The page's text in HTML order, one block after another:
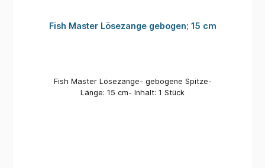
Fish Master Lösezange gebogen; 15 cm
Fish Master Lösezange- gebogene Spitze-
Länge: 15 cm- Inhalt: 1 Stück